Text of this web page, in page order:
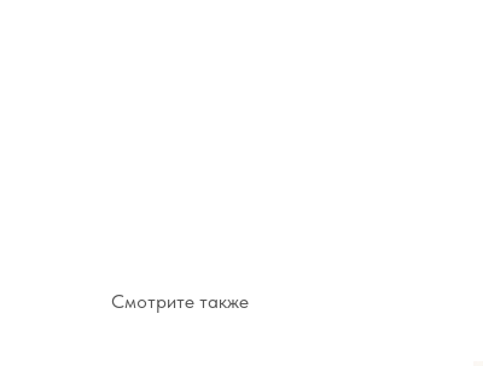
Смотрите также